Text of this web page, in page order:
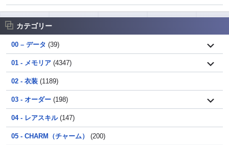
カテゴリー
00 – データ (39)
01 - メモリア (4347)
02 - 衣装 (1189)
03 - オーダー (198)
04 - レアスキル(147)
05 - CHARM（チャーム） (200)